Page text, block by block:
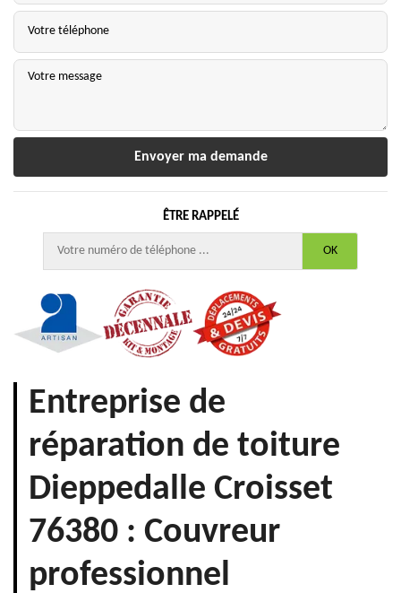
ÊTRE RAPPELÉ
Entreprise de
réparation de toiture
Dieppedalle Croisset
76380 : Couvreur
professionnel